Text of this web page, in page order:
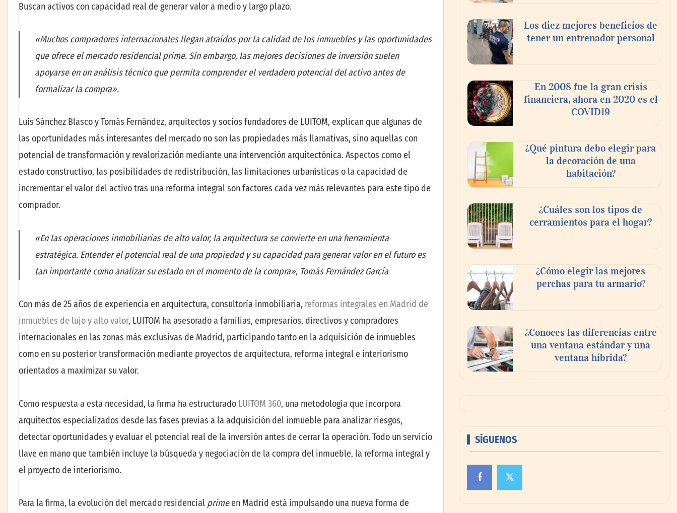
Buscan activos con capacidad real de generar valor a medio y largo plazo.
«Muchos compradores internacionales llegan atraídos por la calidad de los inmuebles y las oportunidades
que ofrece el mercado residencial prime. Sin embargo, las mejores decisiones de inversión suelen
apoyarse en un análisis técnico que permita comprender el verdadero potencial del activo antes de
formalizar la compra».
Luis Sánchez Blasco y Tomás Fernández, arquitectos y socios fundadores de LUITOM, explican que algunas de
las oportunidades más interesantes del mercado no son las propiedades más llamativas, sino aquellas con
potencial de transformación y revalorización mediante una intervención arquitectónica. Aspectos como el
estado constructivo, las posibilidades de redistribución, las limitaciones urbanísticas o la capacidad de
incrementar el valor del activo tras una reforma integral son factores cada vez más relevantes para este tipo de
comprador.
«En las operaciones inmobiliarias de alto valor, la arquitectura se convierte en una herramienta
estratégica. Entender el potencial real de una propiedad y su capacidad para generar valor en el futuro es
tan importante como analizar su estado en el momento de la compra», Tomás Fernández García
Con más de 25 años de experiencia en arquitectura, consultoría inmobiliaria, reformas integrales en Madrid de
inmuebles de lujo y alto valor, LUITOM ha asesorado a familias, empresarios, directivos y compradores
internacionales en las zonas más exclusivas de Madrid, participando tanto en la adquisición de inmuebles
como en su posterior transformación mediante proyectos de arquitectura, reforma integral e interiorismo
orientados a maximizar su valor.
Como respuesta a esta necesidad, la firma ha estructurado LUITOM 360, una metodología que incorpora
arquitectos especializados desde las fases previas a la adquisición del inmueble para analizar riesgos,
detectar oportunidades y evaluar el potencial real de la inversión antes de cerrar la operación. Todo un servicio
llave en mano que también incluye la búsqueda y negociación de la compra del inmueble, la reforma integral y
el proyecto de interiorismo.
Para la firma, la evolución del mercado residencial primeen Madrid está impulsando una nueva forma de
Los diez mejores beneficios de
tener un entrenador personal
En 2008 fue la gran crisis
financiera, ahora en 2020 es el
COVID19
¿Qué pintura debo elegir para
la decoración de una
habitación?
¿Cuáles son los tipos de
cerramientos para el hogar?
¿Cómo elegir las mejores
perchas para tu armario?
¿Conoces las diferencias entre
una ventana estándar y una
ventana híbrida?
SÍGUENOS